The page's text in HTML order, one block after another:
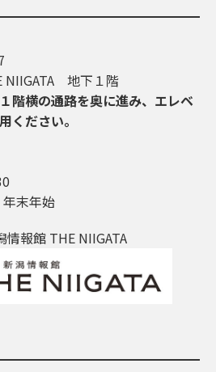
NIIGATA 地下１階
階横の通路を奥に進み、エレベ
ください。
末年始
情報館 THE NIIGATA